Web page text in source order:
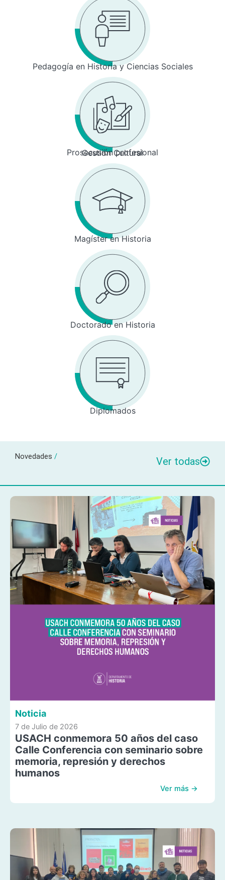
Pedagogía en Historia y Ciencias Sociales
Prosecusión profesional
Gestión Cultural
Magíster en Historia
Doctorado en Historia
Diplomados
Novedades / Ver todas
Noticia
7 de Julio de 2026
USACH conmemora 50 años del caso
Calle Conferencia con seminario sobre
memoria, represión y derechos
humanos
Ver más →